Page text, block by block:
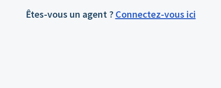
Êtes-vous un agent ? Connectez-vous ici